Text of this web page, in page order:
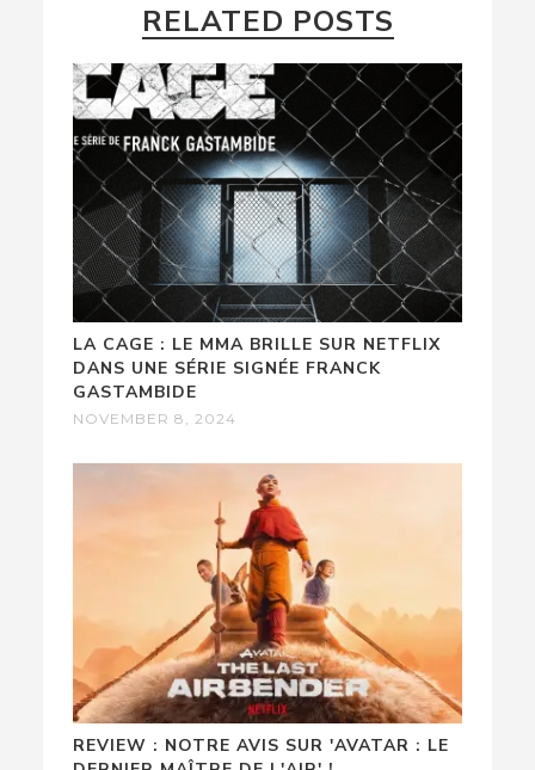
RELATED POSTS
LA CAGE : LE MMA BRILLE SUR NETFLIX
DANS UNE SÉRIE SIGNÉE FRANCK
GASTAMBIDE
NOVEMBER 8, 2024
REVIEW : NOTRE AVIS SUR 'AVATAR : LE